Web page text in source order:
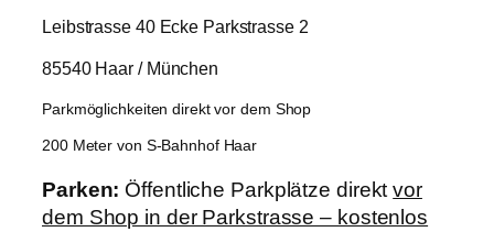
Leibstrasse 40 Ecke Parkstrasse 2
85540 Haar / München
Parkmöglichkeiten direkt vor dem Shop
200 Meter von S-Bahnhof Haar
Parken: Öffentliche Parkplätze direktvor
dem Shop in der Parkstrasse – kostenlos